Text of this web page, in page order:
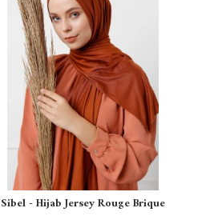
Sibel - Hijab Jersey Rouge Brique